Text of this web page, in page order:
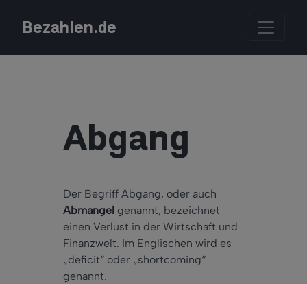
Bezahlen.de
Abgang
Der Begriff Abgang, oder auch
Abmangel genannt, bezeichnet
einen Verlust in der Wirtschaft und
Finanzwelt. Im Englischen wird es
„deficit“ oder „shortcoming“
genannt.